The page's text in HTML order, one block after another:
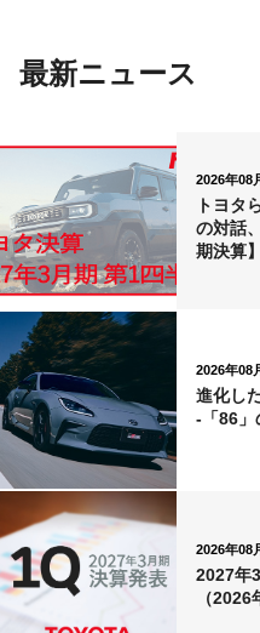
最新ニュース
2026年08
トヨタ
の対話
期決算】
2026年08
進化し
-「86」
2026年08
2027年
（2026